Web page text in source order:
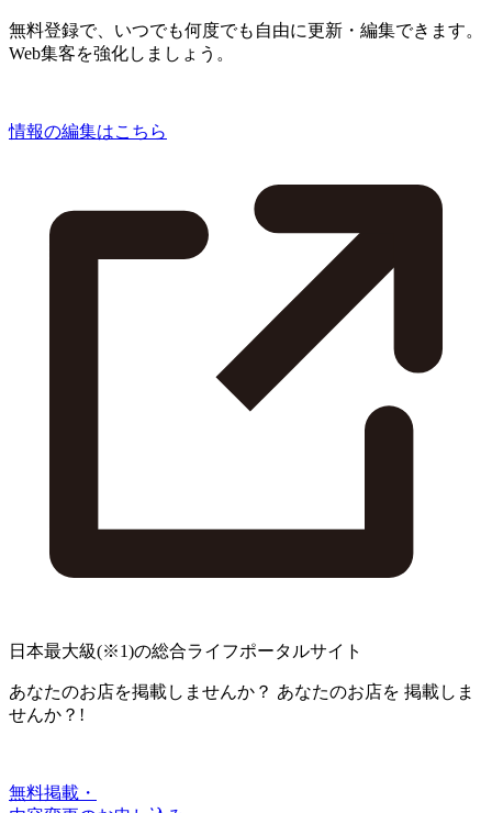
無料登録で、いつでも何度でも自由に更新・編集できます。
Web集客を強化しましょう。
情報の編集はこちら
日本最大級(※1)の総合ライフポータルサイト
あなたのお店を掲載しませんか？ あなたのお店を 掲載しま
せんか？!
無料掲載・